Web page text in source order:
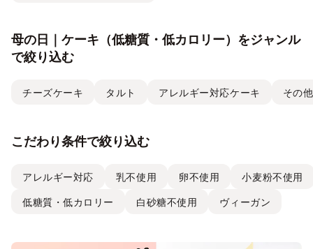
母の日｜ケーキ（低糖質・低カロリー）をジャンル
で絞り込む
チーズケーキ タルト アレルギー対応ケーキ その
こだわり条件で絞り込む
アレルギー対応 乳不使用 卵不使用 小麦粉不使用
低糖質・低カロリー 白砂糖不使用 ヴィーガン